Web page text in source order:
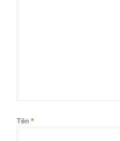
Tên *